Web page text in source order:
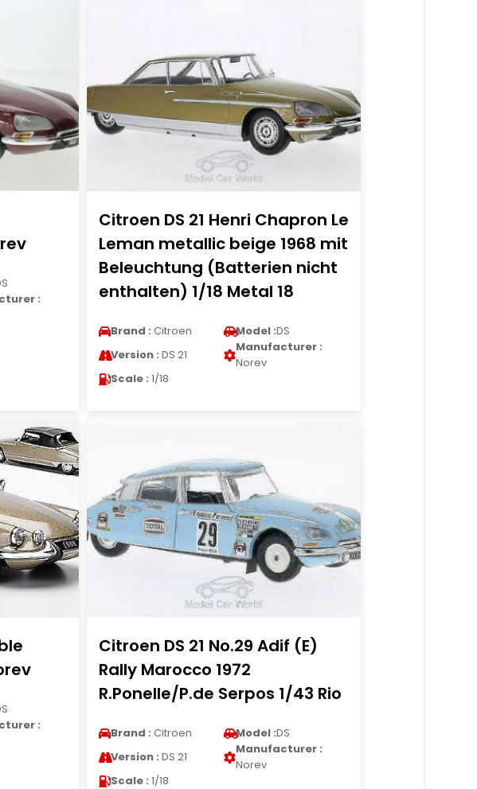
:
Citroen DS 21 Henri Chapron Le
Leman metallic beige 1968 mit
Beleuchtung (Batterien nicht
enthalten) 1/18 Metal 18
Brand : Citroen Model :DS
Version : DS 21
Manufacturer :
Norev
Scale : 1/18
:
Citroen DS 21 No.29 Adif (E)
Rally Marocco 1972
R.Ponelle/P.de Serpos 1/43 Rio
Brand : Citroen Model :DS
Version : DS 21
Manufacturer :
Norev
Scale : 1/18